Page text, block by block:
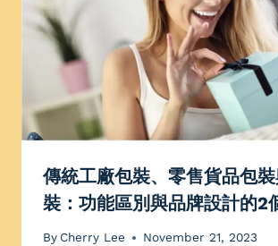
傳統工廠包裝、零售貨品包
裝：功能區別與品牌設計的2
By Cherry Lee November 21, 2023